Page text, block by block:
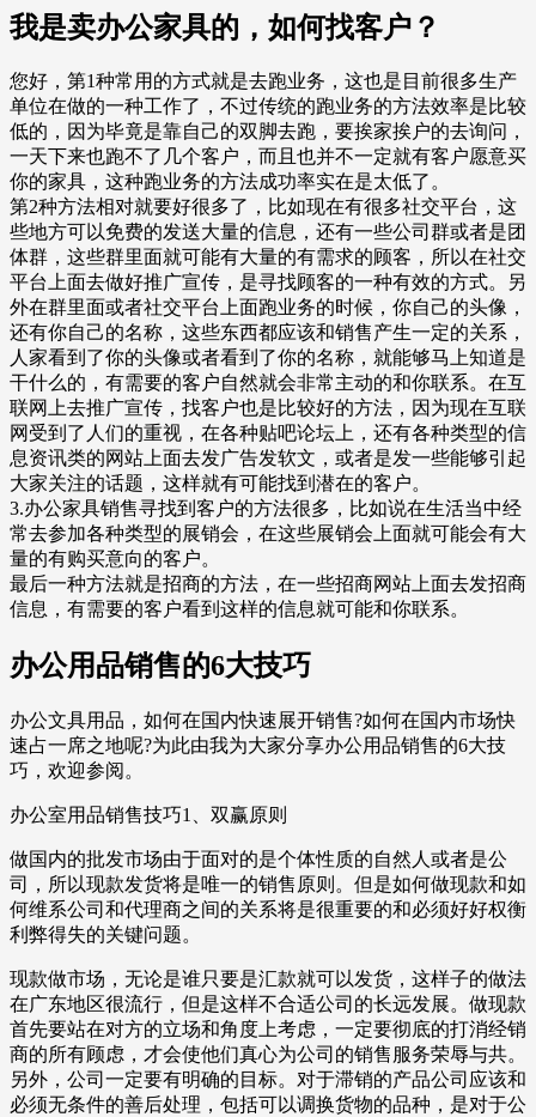
我是卖办公家具的，如何找客户？
您好，第1种常用的方式就是去跑业务，这也是目前很多生产
单位在做的一种工作了，不过传统的跑业务的方法效率是比较
低的，因为毕竟是靠自己的双脚去跑，要挨家挨户的去询问，
一天下来也跑不了几个客户，而且也并不一定就有客户愿意买
你的家具，这种跑业务的方法成功率实在是太低了。
第2种方法相对就要好很多了，比如现在有很多社交平台，这
些地方可以免费的发送大量的信息，还有一些公司群或者是团
体群，这些群里面就可能有大量的有需求的顾客，所以在社交
平台上面去做好推广宣传，是寻找顾客的一种有效的方式。另
外在群里面或者社交平台上面跑业务的时候，你自己的头像，
还有你自己的名称，这些东西都应该和销售产生一定的关系，
人家看到了你的头像或者看到了你的名称，就能够马上知道是
干什么的，有需要的客户自然就会非常主动的和你联系。在互
联网上去推广宣传，找客户也是比较好的方法，因为现在互联
网受到了人们的重视，在各种贴吧论坛上，还有各种类型的信
息资讯类的网站上面去发广告发软文，或者是发一些能够引起
大家关注的话题，这样就有可能找到潜在的客户。
3.办公家具销售寻找到客户的方法很多，比如说在生活当中经
常去参加各种类型的展销会，在这些展销会上面就可能会有大
量的有购买意向的客户。
最后一种方法就是招商的方法，在一些招商网站上面去发招商
信息，有需要的客户看到这样的信息就可能和你联系。
办公用品销售的6大技巧
办公文具用品，如何在国内快速展开销售?如何在国内市场快
速占一席之地呢?为此由我为大家分享办公用品销售的6大技
巧，欢迎参阅。
办公室用品销售技巧1、双赢原则
做国内的批发市场由于面对的是个体性质的自然人或者是公
司，所以现款发货将是唯一的销售原则。但是如何做现款和如
何维系公司和代理商之间的关系将是很重要的和必须好好权衡
利弊得失的关键问题。
现款做市场，无论是谁只要是汇款就可以发货，这样子的做法
在广东地区很流行，但是这样不合适公司的长远发展。做现款
首先要站在对方的立场和角度上考虑，一定要彻底的打消经销
商的所有顾虑，才会使他们真心为公司的销售服务荣辱与共。
另外，公司一定要有明确的目标。对于滞销的产品公司应该和
必须无条件的善后处理，包括可以调换货物的品种，是对于公